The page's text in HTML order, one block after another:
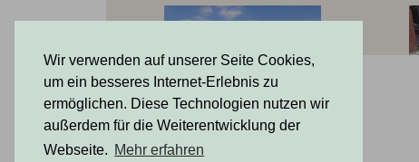
Wir verwenden auf unserer Seite Cookies,
um ein besseres Internet-Erlebnis zu
ermöglichen. Diese Technologien nutzen wir
außerdem für die Weiterentwicklung der
Webseite. Mehr erfahren